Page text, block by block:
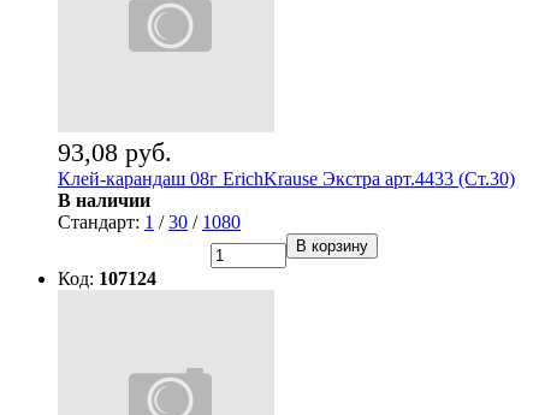
93,08 руб.
Клей-карандаш 08г ErichKrause Экстра арт.4433 (Ст.30)
В наличии
Стандарт: 1 /30 / 1080
В корзину
Код: 107124